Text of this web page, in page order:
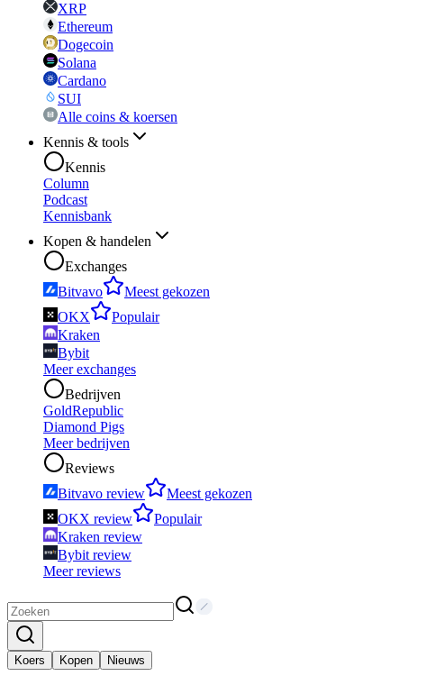
XRP
Ethereum
Dogecoin
Solana
Cardano
SUI
Alle coins & koersen
Kennis & tools
Kennis
Column
Podcast
Kennisbank
Kopen & handelen
Exchanges
Bitvavo
Meest gekozen
OKX
Populair
Kraken
Bybit
Meer exchanges
Bedrijven
GoldRepublic
Diamond Pigs
Meer bedrijven
Reviews
Bitvavo review
Meest gekozen
OKX review
Populair
Kraken review
Bybit review
Meer reviews
Koers Kopen Nieuws